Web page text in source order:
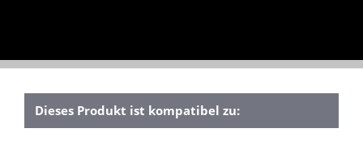
Dieses Produkt ist kompatibel zu: